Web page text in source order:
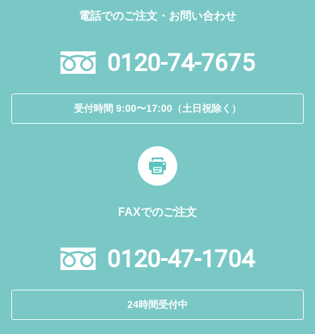
電話でのご注文・お問い合わせ
0120-74-7675
受付時間 9:00〜17:00（土日祝除く）
FAXでのご注文
0120-47-1704
24時間受付中